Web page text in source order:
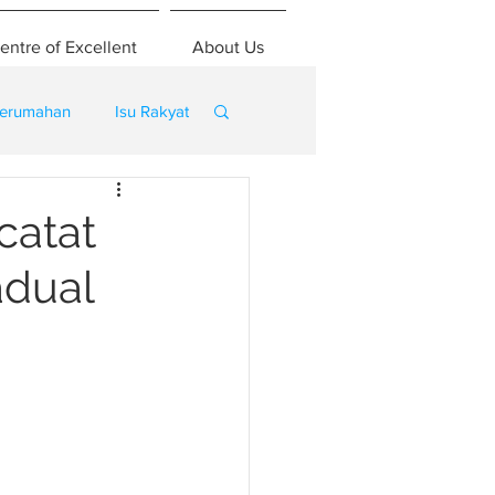
of Excellent About Us
Isu Rakyat